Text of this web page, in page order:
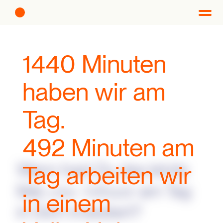
1440 Minuten
haben wir am
Tag.
492 Minuten am
Tag arbeiten wir
in einem
Wann hast Du das letzte
Maleine Minuteam Tag
in Dich investiert?